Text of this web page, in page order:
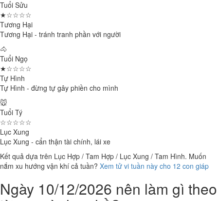
Tuổi Sửu
★☆☆☆☆
Tương Hại
Tương Hại - tránh tranh phần với người
🐴
Tuổi Ngọ
★☆☆☆☆
Tự Hình
Tự Hình - đừng tự gây phiền cho mình
🐭
Tuổi Tý
☆☆☆☆☆
Lục Xung
Lục Xung - cẩn thận tài chính, lái xe
Kết quả dựa trên Lục Hợp / Tam Hợp / Lục Xung / Tam Hình. Muốn
nắm xu hướng vận khí cả tuần? Xem tử vi tuần này cho 12 con giáp
Ngày 10/12/2026 nên làm gì theo